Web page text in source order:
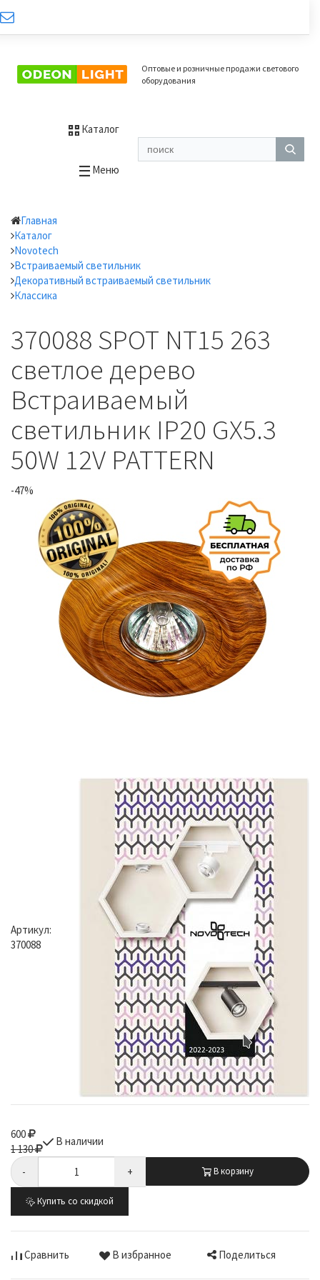
Оптовые и розничные продажи светового
оборудования
Каталог
Меню
Главная
Каталог
Novotech
Встраиваемый светильник
Декоративный встраиваемый светильник
Классика
370088 SPOT NT15 263
светлое дерево
Встраиваемый
светильник IP20 GX5.3
50W 12V PATTERN
-47%
Артикул:
370088
600
1 130
В наличии
- + В корзину
Купить со скидкой
Сравнить В избранное Поделиться